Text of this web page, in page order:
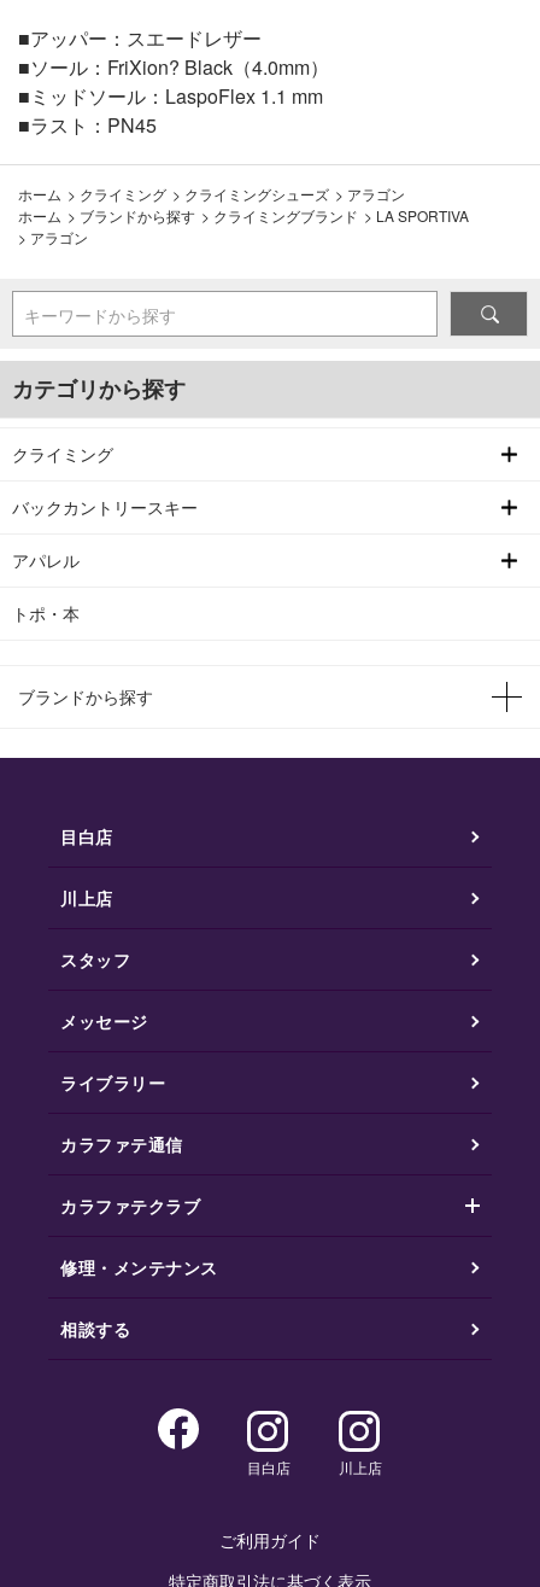
■アッパー：スエードレザー
■ソール：FriXion? Black（4.0mm）
■ミッドソール：LaspoFlex 1.1 mm
■ラスト：PN45
ホーム > クライミング > クライミングシューズ > アラゴン
ホーム > ブランドから探す > クライミングブランド > LA SPORTIVA
> アラゴン
キーワードから探す
カテゴリから探す
クライミング
バックカントリースキー
アパレル
トポ・本
ブランドから探す
目白店
川上店
スタッフ
メッセージ
ライブラリー
カラファテ通信
カラファテクラブ
修理・メンテナンス
相談する
目白店 川上店
ご利用ガイド
特定商取引法に基づく表示